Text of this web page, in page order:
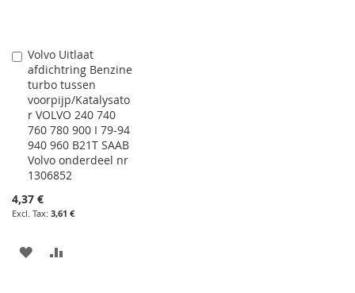
Volvo Uitlaat
afdichtring Benzine
turbo tussen
voorpijp/Katalysato
r VOLVO 240 740
760 780 900 I 79-94
940 960 B21T SAAB
Volvo onderdeel nr
1306852
4,37 €
3,61 €
Add
to
Cart
ADD